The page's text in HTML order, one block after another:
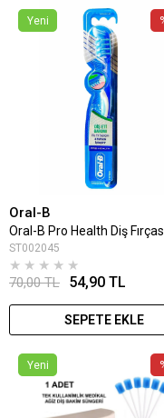
Yeni
Oral-B
Oral-B Pro Health Diş
ST002045
★ ★ ★ ★ ★
54,90 TL
70,00 TL
SEPETE EKLE
Yeni